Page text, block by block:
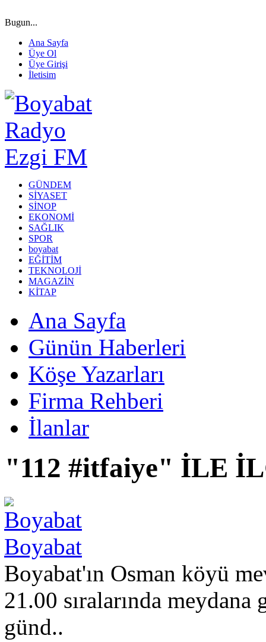
Bugun...
Ana Sayfa
Üye Ol
Üye Girişi
İletisim
GÜNDEM
SİYASET
SİNOP
EKONOMİ
SAĞLIK
SPOR
boyabat
EĞİTİM
TEKNOLOJİ
MAGAZİN
KİTAP
Ana Sayfa
Günün Haberleri
Köşe Yazarları
Firma Rehberi
İlanlar
"112 #itfaiye" İLE
Boyabat
Boyabat'ın Osman köyü
21.00 sıralarında
günd..